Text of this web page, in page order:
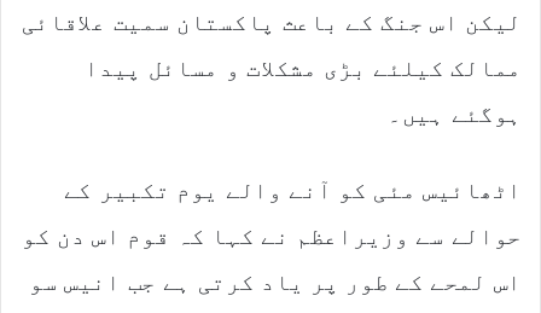
لیکن اس جنگ کے باعث پاکستان سمیت علاقائی
ممالک کیلئے بڑی مشکلات و مسائل پیدا
ہوگئے ہیں۔
اٹھائیس مئی کو آنے والے یوم تکبیر کے
حوالے سے وزیراعظم نے کہا کہ قوم اس دن کو
اس لمحے کے طور پر یاد کرتی ہے جب انیس سو